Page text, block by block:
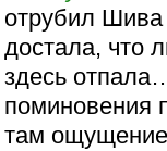
отрубил
достала, что
здесь
поминовения
там